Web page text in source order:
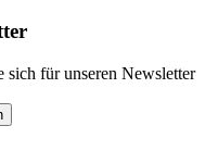
sich für unseren Newsletter